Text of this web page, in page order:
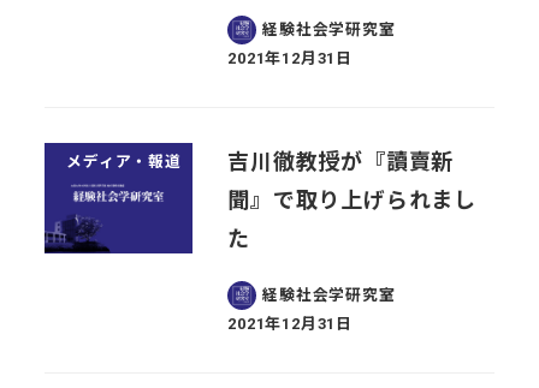
経験社会学研究室
投稿日
2021年12月31日
メディア・報道
吉川徹教授が『讀賣新
聞』で取り上げられまし
た
経験社会学研究室
投稿日
2021年12月31日